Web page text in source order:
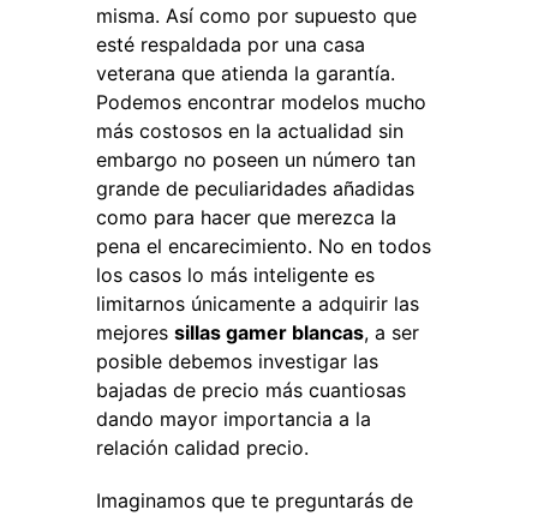
misma. Así como por supuesto que
esté respaldada por una casa
veterana que atienda la garantía.
Podemos encontrar modelos mucho
más costosos en la actualidad sin
embargo no poseen un número tan
grande de peculiaridades añadidas
como para hacer que merezca la
pena el encarecimiento. No en todos
los casos lo más inteligente es
limitarnos únicamente a adquirir las
mejores sillas gamer blancas, a ser
posible debemos investigar las
bajadas de precio más cuantiosas
dando mayor importancia a la
relación calidad precio.
Imaginamos que te preguntarás de